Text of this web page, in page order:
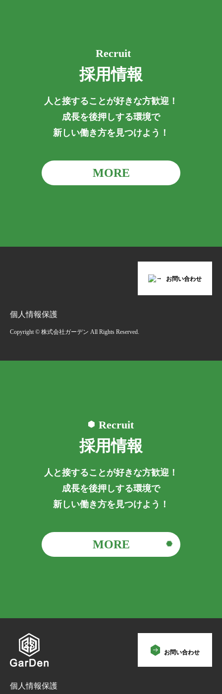
Recruit
採用情報
人と接することが好きな方歓迎！
成長を後押しする環境で
新しい働き方を見つけよう！
MORE
お問い合わせ
個人情報保護
Copyright © 株式会社ガーデン All Rights Reserved.
Recruit
採用情報
人と接することが好きな方歓迎！
成長を後押しする環境で
新しい働き方を見つけよう！
MORE
お問い合わせ
個人情報保護